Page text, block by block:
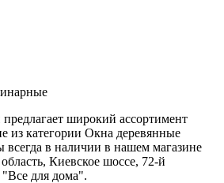
широкий ассортимент
из категории Окна деревянные
в наличии в нашем магазине
Киевское шоссе, 72-й
для дома".